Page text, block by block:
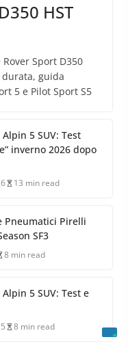
HST
Sport D350
guida
5 e Pilot Sport S5
5 SUV: Test
inverno 2026 dopo
13 min read
Pneumatici Pirelli
SF3
8 min read
5 SUV: Test e
8 min read